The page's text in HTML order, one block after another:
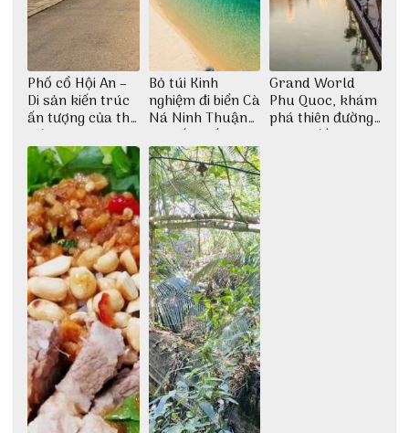
Phố cổ Hội An –
Di sản kiến trúc
ấn tượng của thế
giới
Bỏ túi Kinh
nghiệm đi biển Cà
Ná Ninh Thuận
chi tiết nhất
Grand World
Phu Quoc, khám
phá thiên đường
giải trí đầy sôi